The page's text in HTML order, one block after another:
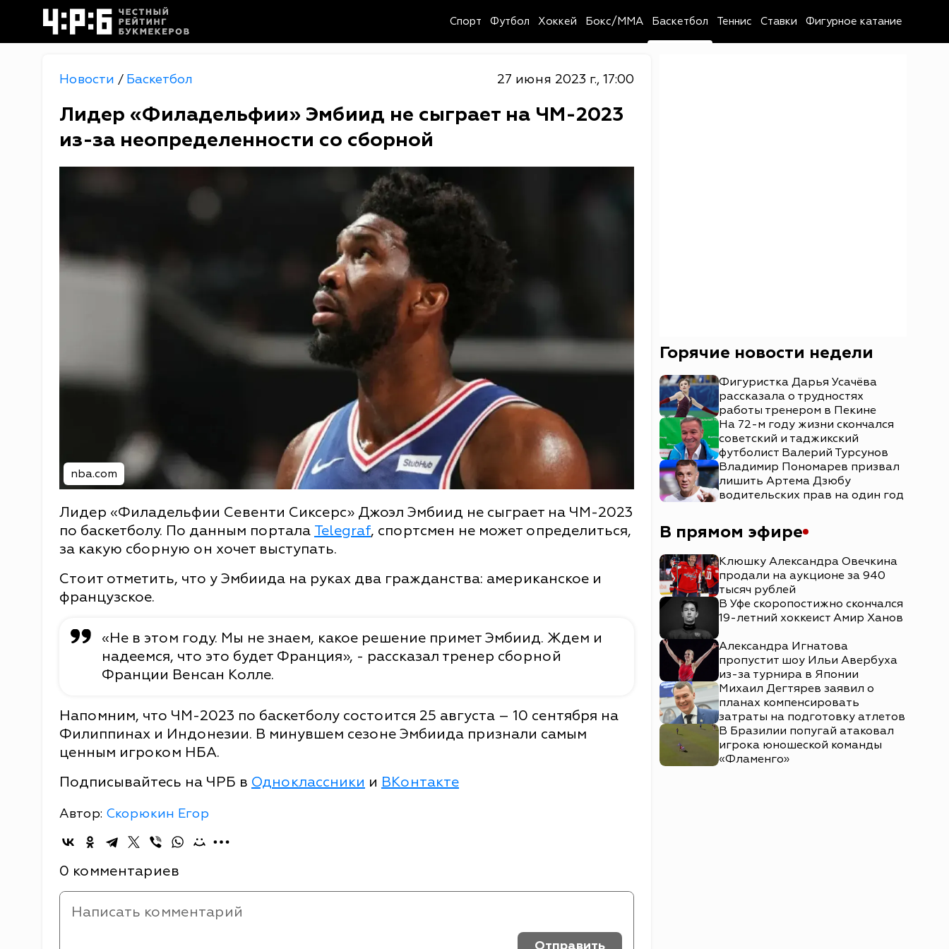
Спорт Футбол Хоккей Бокс/MMA Баскетбол Теннис Ставки Фигурное катание
Новости / Баскетбол 27 июня 2023 г., 17:00
Лидер «Филадельфии» Эмбиид не сыграет на ЧМ-2023
из-за неопределенности со сборной
nba.com
Лидер «Филадельфии Севенти Сиксерс» Джоэл Эмбиид не сыграет на ЧМ-2023
по баскетболу. По данным портала Telegraf, спортсмен не может определиться,
за какую сборную он хочет выступать.
Стоит отметить, что у Эмбиида на руках два гражданства: американское и
французское.
«Не в этом году. Мы не знаем, какое решение примет Эмбиид. Ждем и
надеемся, что это будет Франция», - рассказал тренер сборной
Франции Венсан Колле.
Напомним, что ЧМ-2023 по баскетболу состоится 25 августа – 10 сентября на
Филиппинах и Индонезии. В минувшем сезоне Эмбиида признали самым
ценным игроком НБА.
Подписывайтесь на ЧРБ в Одноклассники и ВКонтакте
Автор: Скорюкин Егор
0 комментариев
Отправить
Горячие новости недели
Фигуристка Дарья Усачёва
рассказала о трудностях
работы тренером в Пекине
На 72-м году жизни скончался
советский и таджикский
футболист Валерий Турсунов
Владимир Пономарев призвал
лишить Артема Дзюбу
водительских прав на один год
В прямом эфире
Клюшку Александра Овечкина
продали на аукционе за 940
тысяч рублей
В Уфе скоропостижно скончался
19-летний хоккеист Амир Ханов
Александра Игнатова
пропустит шоу Ильи Авербуха
из-за турнира в Японии
Михаил Дегтярев заявил о
планах компенсировать
затраты на подготовку атлетов
В Бразилии попугай атаковал
игрока юношеской команды
«Фламенго»